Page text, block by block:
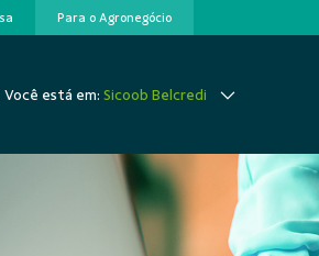
Para o Agronegócio
Você está em: Sicoob Belcredi